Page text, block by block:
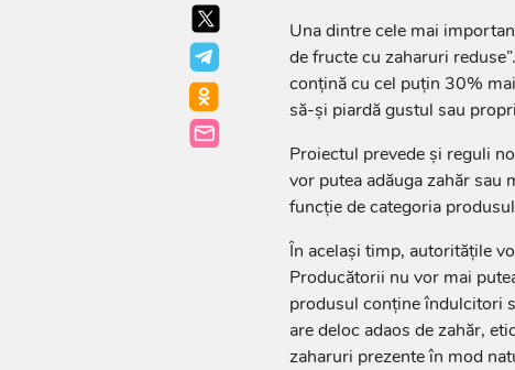
Una dintre cele mai
de fructe cu zaharuri
conțină cu cel puțin 30%
să-și piardă gustul sau
Proiectul prevede și reguli
vor putea adăuga zahăr
funcție de categoria
În același timp, autoritățile
Producătorii nu vor mai
produsul conține îndulcitori
are deloc adaos de zahăr,
zaharuri prezente în mod